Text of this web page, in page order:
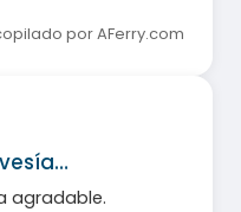
por AFerry.com
agradable.